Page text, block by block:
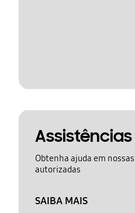
Obtenha ajuda em
autorizadas
SAIBA MAIS